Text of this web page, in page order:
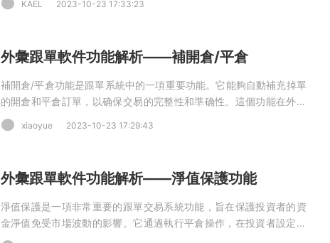
反之，出現哪些提醒，又意味着該信号還可以，可以較爲放心地保持
KAEL 2023-10-23 17:33:23
外彙跟單軟件功能解析——補開倉/平倉
補開倉/平倉功能是跟單系統中的一項重要功能。它能夠自動補充掉單
的開倉和平倉訂單，以确保交易的完整性和準确性。這個功能在外彙
跟單中起到了非常重要的作用。
xiaoyue 2023-10-23 17:29:43
外彙跟單軟件功能解析——淨值保護功能
淨值保護是一項非常重要的跟單交易系統功能，旨在保護投資者的資
金淨值免受市場波動的影響。它通過執行平倉操作，在投資者設定的
條件下控制風險，确保資金的安全。